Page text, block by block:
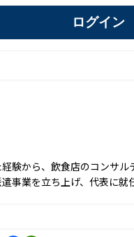
ログイン
験から、飲食店のコンサル
事業を立ち上げ、代表に就